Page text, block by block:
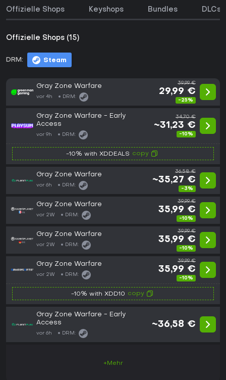
Offizielle Shops Keyshops Bundles DLCs
Offizielle Shops (15)
DRM: Steam
Gray Zone Warfare
vor 4h DRM:
39,99 €
29,99 €
-25%
Gray Zone Warfare - Early
Access
vor 9h DRM:
34,70 €
~31,23 €
-10%
-10% with XDDEALS copy
Gray Zone Warfare
vor 6h DRM:
36,58 €
~35,27 €
-3%
Gray Zone Warfare
vor 2W DRM:
39,99 €
35,99 €
-10%
Gray Zone Warfare
vor 2W DRM:
39,99 €
35,99 €
-10%
Gray Zone Warfare
vor 2W DRM:
39,99 €
35,99 €
-10%
-10% with XDD10 copy
Gray Zone Warfare - Early
Access
vor 6h DRM:
~36,58 €
+Mehr